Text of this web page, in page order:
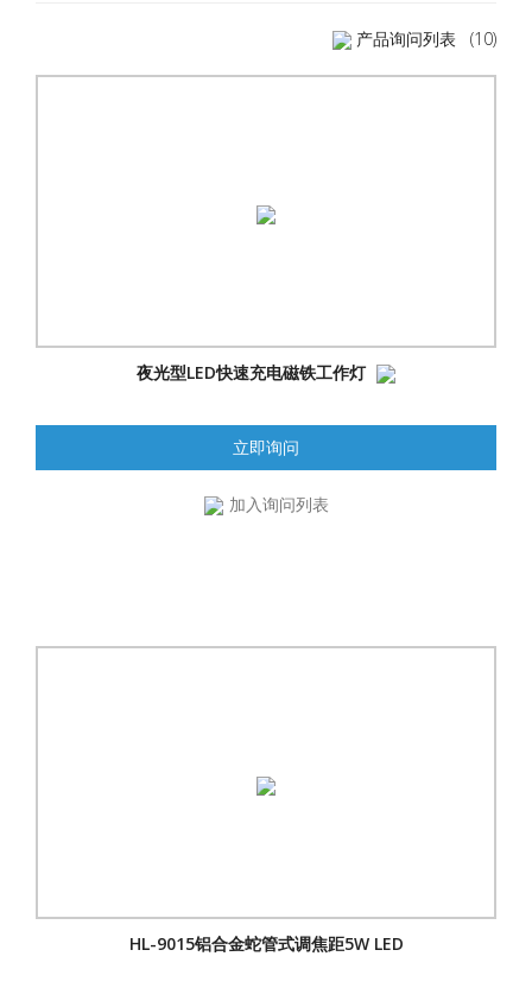
产品询问列表 (10)
夜光型LED快速充电磁铁工作灯
立即询问
加入询问列表
HL-9015铝合金蛇管式调焦距5W LED